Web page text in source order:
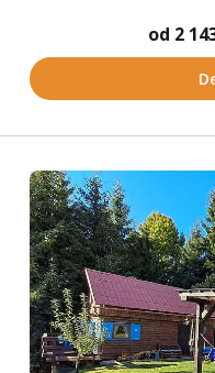
od 2